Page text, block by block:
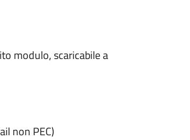
modulo, scaricabile a
non PEC)